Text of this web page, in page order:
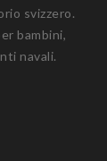
svizzero.
bambini,
navali.